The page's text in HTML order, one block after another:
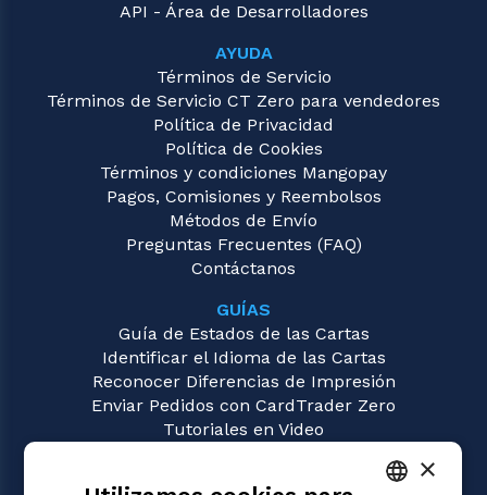
API - Área de Desarrolladores
AYUDA
Términos de Servicio
Términos de Servicio CT Zero para vendedores
Política de Privacidad
Política de Cookies
Términos y condiciones Mangopay
Pagos, Comisiones y Reembolsos
Métodos de Envío
Preguntas Frecuentes (FAQ)
Contáctanos
GUÍAS
Guía de Estados de las Cartas
Identificar el Idioma de las Cartas
Reconocer Diferencias de Impresión
Enviar Pedidos con CardTrader Zero
Tutoriales en Video
×